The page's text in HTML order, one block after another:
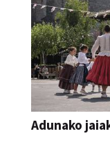
Adunako jaiak